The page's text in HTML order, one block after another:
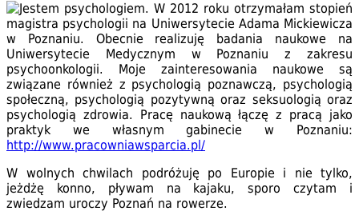
Jestem psychologiem. W 2012 roku otrzymałam stopień
magistra psychologii na Uniwersytecie Adama Mickiewicza
w Poznaniu. Obecnie realizuję badania naukowe na
Uniwersytecie Medycznym w Poznaniu z zakresu
psychoonkologii. Moje zainteresowania naukowe są
związane również z psychologią poznawczą, psychologią
społeczną, psychologią pozytywną oraz seksuologią oraz
psychologią zdrowia. Pracę naukową łączę z pracą jako
praktyk we własnym gabinecie w Poznaniu:
http://www.pracowniawsparcia.pl/
W wolnych chwilach podróżuję po Europie i nie tylko,
jeżdżę konno, pływam na kajaku, sporo czytam i
zwiedzam uroczy Poznań na rowerze.